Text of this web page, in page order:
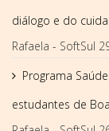
diálogo e do
Rafaela - SoftSul
Programa
estudantes de